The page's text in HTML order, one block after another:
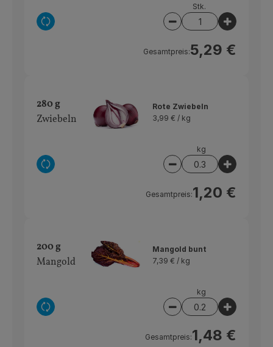
Auswahl ändern
Stk.
Artikelanzahl
Gesamtpreis:5,29 €
280 g
Zwiebeln
Auswahl ändern
Rote Zwiebeln
3,99 € / kg
kg
Artikelanzahl
Gesamtpreis:1,20 €
200 g
Mangold
Auswahl ändern
Mangold bunt
7,39 € / kg
kg
Artikelanzahl
Gesamtpreis:1,48 €